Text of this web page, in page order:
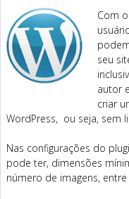
Com
seu
autor
criar
WordPress, ou seja, sem
Nas configurações do
pode ter, dimensões
número de imagens,